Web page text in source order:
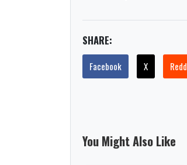
SHARE:
Facebook X
You Might Also Like